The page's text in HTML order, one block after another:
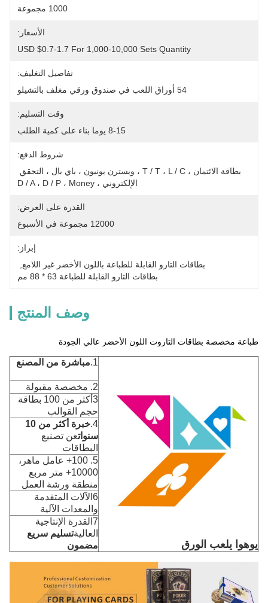
1000 مجموعة
الأسعار:
USD $0.7-1.7 For 1,000-10,000 Sets Quantity
تفاصيل التغليف:
54 أوراق اللعب في صندوق ورقي مغلف بالتشيلو
وقت التسليم:
8-15 يوما بناء على كمية الطلب
شروط الدفع:
الإلكتروني ، D / A ، D / P ، Money
القدرة على العرض:
12000 مجموعة في الأسبوع
إبراز:
بطاقات التارو القابلة للطباعة باللون الأخضر غير اللامع
بطاقات التارو القابلة للطباعة 63 * 88 مم
وصف المنتج
طباعة مخصصة بطاقات التاروت اللون الأخضر عالي الجودة
يوهوا يلعب الورق
1. مباشرة من المصنع
2. مخصصة مقبولة
3أكثر من 100 بطاقة
حجم القوالب
4.
خبرة أكثر من 10
سنواتعن تصنيع
البطاقات
5. 100+ عامل ماهر،
10000+ متر مربع
منطقة ورشة العمل
6الآلات المتقدمة
والمعدات الآلية
7القدرة الإنتاجية
العاليةتسليم سريع
مضمون